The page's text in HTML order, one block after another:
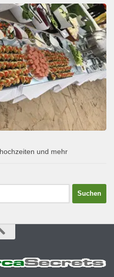
und mehr